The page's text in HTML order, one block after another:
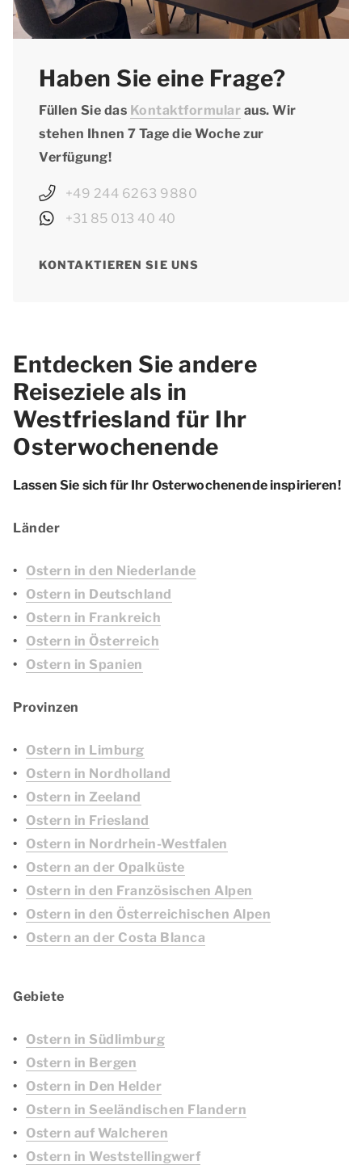
Haben Sie eine Frage?
Füllen Sie das Kontaktformular aus. Wir
stehen Ihnen 7 Tage die Woche zur
Verfügung!
+49 244 6263 9880
+31 85 013 40 40
KONTAKTIEREN SIE UNS
Entdecken Sie andere
Reiseziele als in
Westfriesland für Ihr
Osterwochenende
Lassen Sie sich für Ihr Osterwochenende inspirieren!
Länder
Ostern in den Niederlande
Ostern in Deutschland
Ostern in Frankreich
Ostern in Österreich
Ostern in Spanien
Provinzen
Ostern in Limburg
Ostern in Nordholland
Ostern in Zeeland
Ostern in Friesland
Ostern in Nordrhein-Westfalen
Ostern an der Opalküste
Ostern in den Französischen Alpen
Ostern in den Österreichischen Alpen
Ostern an der Costa Blanca
Gebiete
Ostern in Südlimburg
Ostern in Bergen
Ostern in Den Helder
Ostern in Seeländischen Flandern
Ostern auf Walcheren
Ostern in Weststellingwerf